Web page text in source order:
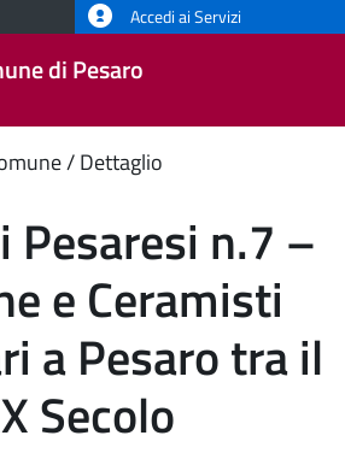
Accedi ai Servizi
di Pesaro
Dettaglio
Pesaresi n.7 –
e Ceramisti
a Pesaro tra il
Secolo